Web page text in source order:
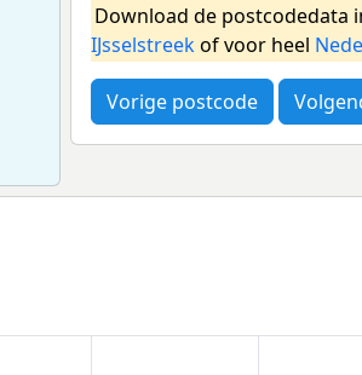
Download de postcodedata
IJsselstreekof voor heel
Vorige postcode